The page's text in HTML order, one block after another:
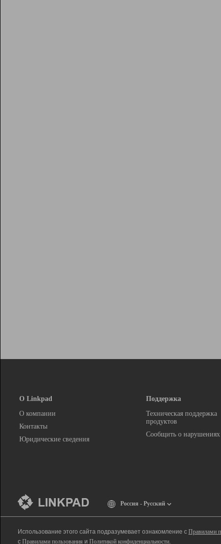
О Linkpad
О компании
Контакты
Юридические сведения
Поддержка
Техническая поддержка
продуктов
Сообщить о нарушениях
Россия - Русский
Использование этого сайта подразумевает ознакомление с Правилами
с Правилами пользования и Политикой конфиденциальности.